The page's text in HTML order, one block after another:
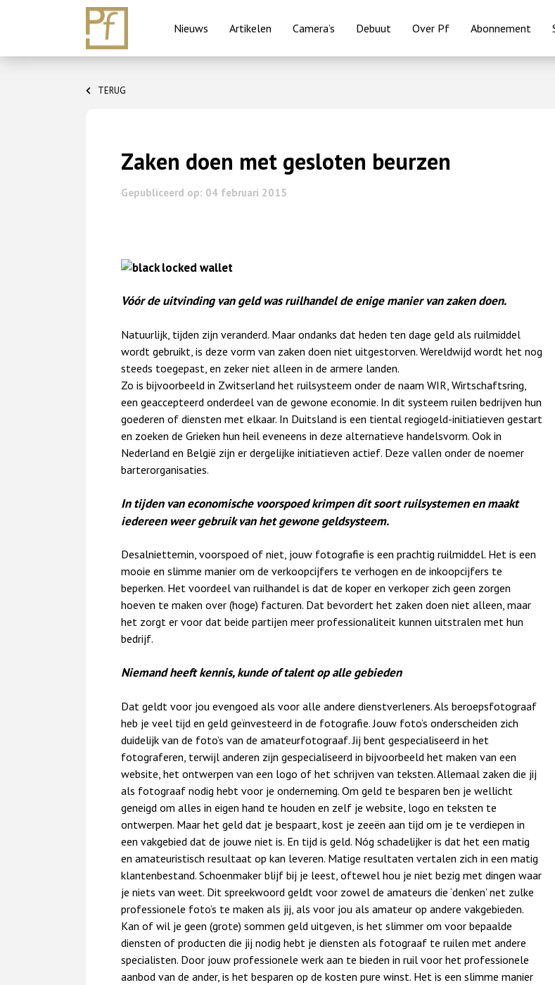
Nieuws Artikelen Camera’s Debuut Over Pf Abonnement
TERUG
Zaken doen met gesloten beurzen
Gepubliceerd op: 04 februari 2015
Vóór de uitvinding van geld was ruilhandel de enige manier van zaken doen.
Natuurlijk, tijden zijn veranderd. Maar ondanks dat heden ten dage geld als ruilmiddel
wordt gebruikt, is deze vorm van zaken doen niet uitgestorven. Wereldwijd wordt het nog
steeds toegepast, en zeker niet alleen in de armere landen.
Zo is bijvoorbeeld in Zwitserland het ruilsysteem onder de naam WIR, Wirtschaftsring,
een geaccepteerd onderdeel van de gewone economie. In dit systeem ruilen bedrijven hun
goederen of diensten met elkaar. In Duitsland is een tiental regiogeld-initiatieven gestart
en zoeken de Grieken hun heil eveneens in deze alternatieve handelsvorm. Ook in
Nederland en België zijn er dergelijke initiatieven actief. Deze vallen onder de noemer
barterorganisaties.
In tijden van economische voorspoed krimpen dit soort ruilsystemen en maakt
iedereen weer gebruik van het gewone geldsysteem.
Desalniettemin, voorspoed of niet, jouw fotografie is een prachtig ruilmiddel. Het is een
mooie en slimme manier om de verkoopcijfers te verhogen en de inkoopcijfers te
beperken. Het voordeel van ruilhandel is dat de koper en verkoper zich geen zorgen
hoeven te maken over (hoge) facturen. Dat bevordert het zaken doen niet alleen, maar
het zorgt er voor dat beide partijen meer professionaliteit kunnen uitstralen met hun
bedrijf.
Niemand heeft kennis, kunde of talent op alle gebieden
Dat geldt voor jou evengoed als voor alle andere dienstverleners. Als beroepsfotograaf
heb je veel tijd en geld geïnvesteerd in de fotografie. Jouw foto’s onderscheiden zich
duidelijk van de foto’s van de amateurfotograaf. Jij bent gespecialiseerd in het
fotograferen, terwijl anderen zijn gespecialiseerd in bijvoorbeeld het maken van een
website, het ontwerpen van een logo of het schrijven van teksten. Allemaal zaken die jij
als fotograaf nodig hebt voor je onderneming. Om geld te besparen ben je wellicht
geneigd om alles in eigen hand te houden en zelf je website, logo en teksten te
ontwerpen. Maar het geld dat je bespaart, kost je zeeën aan tijd om je te verdiepen in
een vakgebied dat de jouwe niet is. En tijd is geld. Nóg schadelijker is dat het een matig
en amateuristisch resultaat op kan leveren. Matige resultaten vertalen zich in een matig
klantenbestand. Schoenmaker blijf bij je leest, oftewel hou je niet bezig met dingen waar
je niets van weet. Dit spreekwoord geldt voor zowel de amateurs die ‘denken’ net zulke
professionele foto’s te maken als jij, als voor jou als amateur op andere vakgebieden.
Kan of wil je geen (grote) sommen geld uitgeven, is het slimmer om voor bepaalde
diensten of producten die jij nodig hebt je diensten als fotograaf te ruilen met andere
specialisten. Door jouw professionele werk aan te bieden in ruil voor het professionele
aanbod van de ander, is het besparen op de kosten pure winst. Het is een slimme manier